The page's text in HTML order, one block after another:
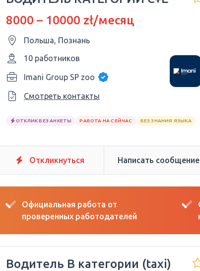
8000 – 10000 zł/месяц
Польша, Познань
10 работников
Imani Group SP zoo
Смотреть контакты
ОТКЛИК БЕЗ АНКЕТЫ РАБОТА НА СЕЙЧАС БЕЗ ЗНАНИЯ ЯЗЫКА
Откликнуться Написать сообщение
Официальная работа от
проверенных работодателей
Водитель В категории (taxi)